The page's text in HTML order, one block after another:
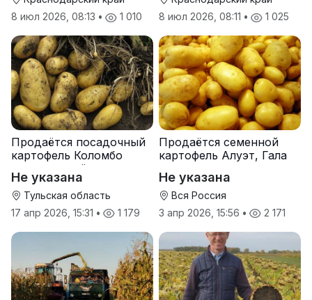
8 июл 2026, 08:13 • 1 010
8 июл 2026, 08:11 • 1 025
Продаётся посадочный
картофель Коломбо
оптом от трёх тонн
Не указана
Тульская область
17 апр 2026, 15:31 • 1 179
Продаётся семенной
картофель Алуэт, Гала
Не указана
Вся Россия
3 апр 2026, 15:56 • 2 171